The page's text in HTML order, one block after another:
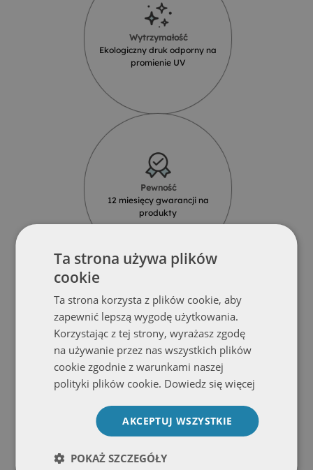
Wytrzymałość
Ekologiczny druk odporny na
promienie UV
Pewność
12 miesięcy gwarancji na
produkty
Solidność
Produkty z najlepszych materiałów
od renomowanych dostawców
Ta strona używa plików
cookie
Ta strona korzysta z plików cookie, aby
zapewnić lepszą wygodę użytkowania.
Korzystając z tej strony, wyrażasz zgodę
na używanie przez nas wszystkich plików
cookie zgodnie z warunkami naszej
polityki plików cookie. Dowiedz się więcej
AKCEPTUJ WSZYSTKIE
POKAŻ SZCZEGÓŁY